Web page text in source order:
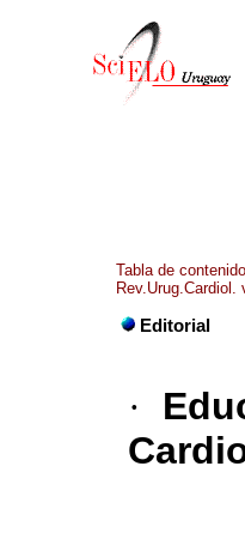
Tabla de contenido
Editorial
·